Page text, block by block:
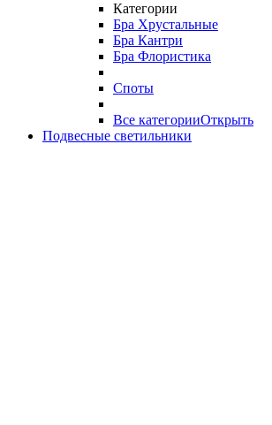
Категории
Бра Хрустальные
Бра Кантри
Бра Флористика
Споты
Все категорииОткрыть
Подвесные светильники